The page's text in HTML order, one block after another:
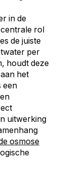
in de
rol
de juiste
per
houdt deze
het
een
uitwerking
osmose